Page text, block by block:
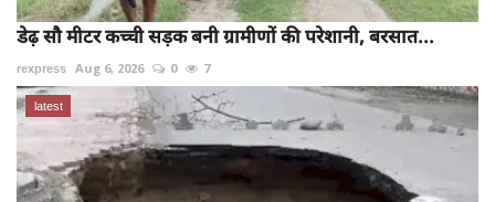
डेढ़ सौ मीटर कच्ची सड़क बनी ग्रामीणों की परेशानी, बरसात...
rexpress Aug 6, 2026 0 7
latest